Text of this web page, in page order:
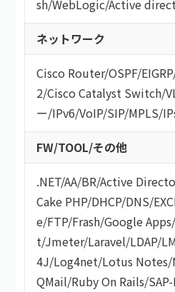
sh/WebLogic/Active
ネットワーク
Cisco Router/OSPF/EIGRP
2/Cisco Catalyst Switch/
ー/IPv6/VoIP/SIP/MPLS/
FW/TOOL/その他
.NET/AA/BR/Active
Cake PHP/DHCP/DNS/
e/FTP/Frash/Google Apps/
t/Jmeter/Laravel/LDAP/
4J/Log4net/Lotus Notes/
QMail/Ruby On Rails/